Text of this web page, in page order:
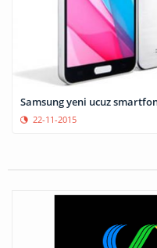
Samsung yeni ucuz
22-11-2015